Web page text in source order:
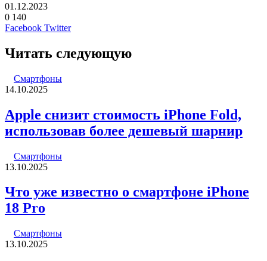
01.12.2023
0 140
Facebook TwitterLinkedIn
Pinterest
Вконтакте
Одноклассники
Skype
WhatsApp
Telegram
Viber
Читать следующую
Смартфоны
14.10.2025
Apple снизит стоимость iPhone Fold,
использовав более дешевый шарнир
Смартфоны
13.10.2025
Что уже известно о смартфоне iPhone
18 Pro
Смартфоны
13.10.2025